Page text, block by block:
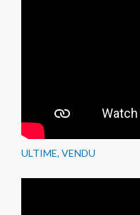
ULTIME, VENDU